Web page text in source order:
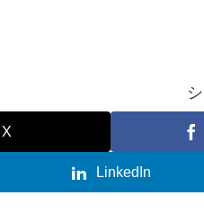
X
LinkedIn